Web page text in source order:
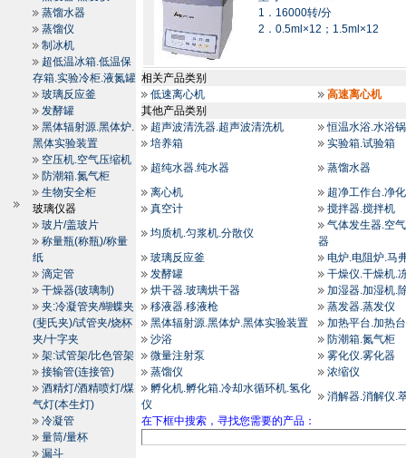
蒸馏水器
蒸馏仪
制冰机
超低温冰箱.低温保
存箱.实验冷柜.液氮罐
玻璃反应釜
发酵罐
黑体辐射源.黑体炉.
黑体实验装置
空压机.空气压缩机
防潮箱.氮气柜
生物安全柜
玻璃仪器
玻片/盖玻片
称量瓶(称瓶)/称量
纸
滴定管
干燥器(玻璃制)
夹:冷凝管夹/蝴蝶夹
(斐氏夹)/试管夹/烧杯
夹/十字夹
架:试管架/比色管架
接输管(连接管)
酒精灯/酒精喷灯/煤
气灯(本生灯)
冷凝管
量筒/量杯
漏斗
1．16000转/分
2．0.5ml×12；1.5ml×12
相关产品类别
低速离心机
高速离心机
其他产品类别
超声波清洗器.超声波清洗机
恒温水浴.水浴锅
培养箱
实验箱.试验箱
超纯水器.纯水器
蒸馏水器
离心机
超净工作台.净
真空计
搅拌器.搅拌机
均质机.匀浆机.分散仪
气体发生器.空
器
玻璃反应釜
电炉.电阻炉.马
发酵罐
干燥仪.干燥机.
烘干器.玻璃烘干器
加湿器.加湿机.
移液器.移液枪
蒸发器.蒸发仪
黑体辐射源.黑体炉.黑体实验装置
加热平台.加热
沙浴
防潮箱.氮气柜
微量注射泵
雾化仪.雾化器
蒸馏仪
浓缩仪
孵化机.孵化箱.冷却水循环机.氢化
仪
消解器.消解仪.
在下框中搜索，寻找您需要的产品：